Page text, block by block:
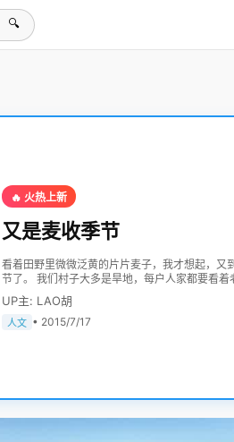
🔍
🔥 火热上新
又是麦收季节
看着田野里微微泛黄的片片麦子，我才想起，又
节了。 我们村子大多是旱地，每户人家都要看着老天的“脸
色”吃饭。现在一到了收割时节，机械化的收割机
切，直接把麦子拉回家只管晒晒就可以了，省去
麦、碾场、扬麦等烦琐的环节，一切都成了简洁
往地里去。我们家人口多，地也多，当然劳力也
UP主: LAO胡
人文 • 2015/7/17